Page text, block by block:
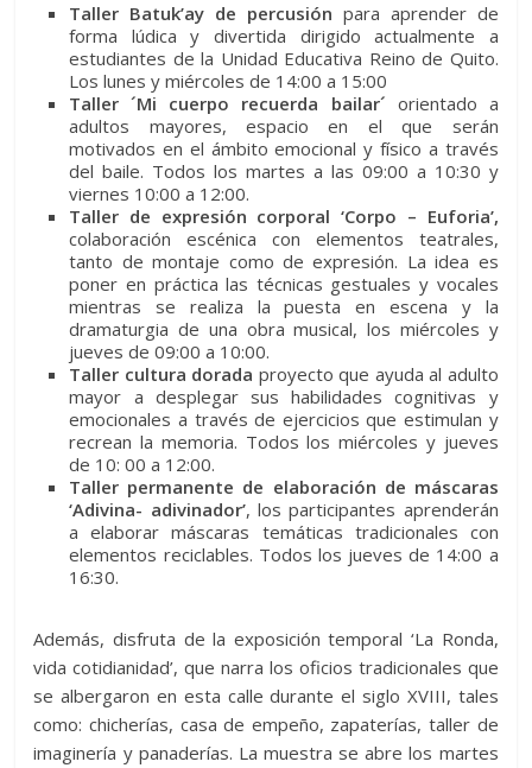
Taller Batuk’ay de percusión para aprender de
forma lúdica y divertida dirigido actualmente a
estudiantes de la Unidad Educativa Reino de Quito.
Los lunes y miércoles de 14:00 a 15:00
Taller ´Mi cuerpo recuerda bailar´ orientado a
adultos mayores, espacio en el que serán
motivados en el ámbito emocional y físico a través
del baile. Todos los martes a las 09:00 a 10:30 y
viernes 10:00 a 12:00.
Taller de expresión corporal ‘Corpo – Euforia’,
colaboración escénica con elementos teatrales,
tanto de montaje como de expresión. La idea es
poner en práctica las técnicas gestuales y vocales
mientras se realiza la puesta en escena y la
dramaturgia de una obra musical, los miércoles y
jueves de 09:00 a 10:00.
Taller cultura dorada proyecto que ayuda al adulto
mayor a desplegar sus habilidades cognitivas y
emocionales a través de ejercicios que estimulan y
recrean la memoria. Todos los miércoles y jueves
de 10: 00 a 12:00.
Taller permanente de elaboración de máscaras
‘Adivina- adivinador’, los participantes aprenderán
a elaborar máscaras temáticas tradicionales con
elementos reciclables. Todos los jueves de 14:00 a
16:30.
Además, disfruta de la exposición temporal ‘La Ronda,
vida cotidianidad’, que narra los oficios tradicionales que
se albergaron en esta calle durante el siglo XVIII, tales
como: chicherías, casa de empeño, zapaterías, taller de
imaginería y panaderías. La muestra se abre los martes